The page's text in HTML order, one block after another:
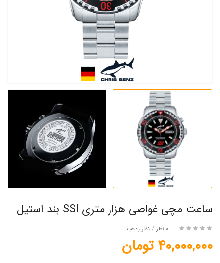
ساعت مچی غواصی هزار متری SSI بند استیل
0 نظر / نظر بدهید
40,000,000 تومان